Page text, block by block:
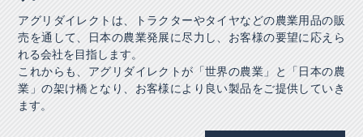
アグリダイレクトは、トラクターやタイヤなどの農業用品の販
売を通して、日本の農業発展に尽力し、お客様の要望に応えら
れる会社を目指します。
これからも、アグリダイレクトが「世界の農業」と「日本の農
業」の架け橋となり、お客様により良い製品をご提供していき
ます。